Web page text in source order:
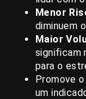
Menor
diminuem
Maior
significam
para o
Promove o
um